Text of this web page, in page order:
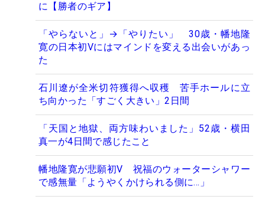
に【勝者のギア】
「やらないと」→「やりたい」 30歳・幡地隆
寛の日本初Vにはマインドを変える出会いがあっ
た
石川遼が全米切符獲得へ収穫 苦手ホールに立
ち向かった「すごく大きい」2日間
「天国と地獄、両方味わいました」52歳・横田
真一が4日間で感じたこと
幡地隆寛が悲願初V 祝福のウォーターシャワー
で感無量「ようやくかけられる側に…」